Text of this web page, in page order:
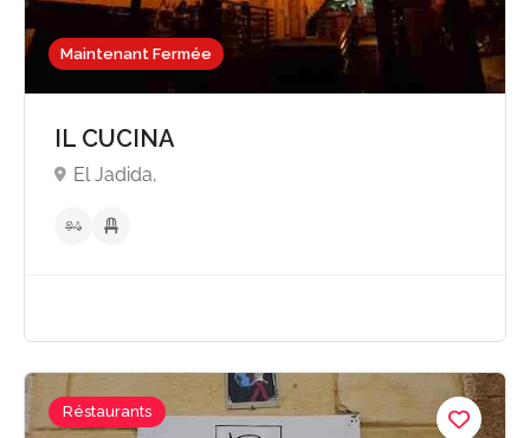
Maintenant Fermée
IL CUCINA
El Jadida,
Réstaurants